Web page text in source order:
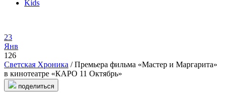
Kids
23
Янв
126
Светская Хроника / Премьера фильма «Мастер и Маргарита»
в кинотеатре «КАРО 11 Октябрь»
поделиться